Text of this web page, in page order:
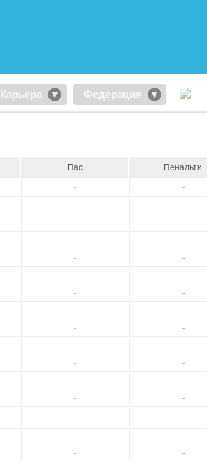
Карьера Федерация
Пас Пенальти
- -
- -
- -
- -
- -
- -
- -
- -
- -